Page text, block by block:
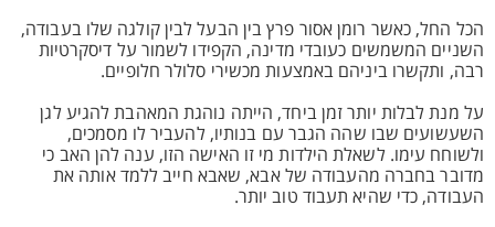
הכל החל, כאשר רומן אסור פרץ בין הבעל לבין קולגה שלו בעבודה,
השניים המשמשים כעובדי מדינה, הקפידו לשמור על דיסקרטיות
רבה, ותקשרו ביניהם באמצעות מכשירי סלולר חלופיים.
על מנת לבלות יותר זמן ביחד, הייתה נוהגת המאהבת להגיע לגן
השעשועים שבו שהה הגבר עם בנותיו, להעביר לו מסמכים,
ולשוחח עימו. לשאלת הילדות מי זו האישה הזו, ענה להן האב כי
מדובר בחברה מהעבודה של אבא, שאבא חייב ללמד אותה את
העבודה, כדי שהיא תעבוד טוב יותר.